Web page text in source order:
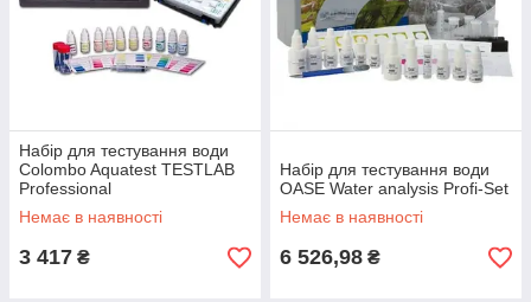
Набір для тестування води
Colombo Aquatest TESTLAB
Professional
Немає в наявності
3 417 ₴
Набір для тестування води
OASE Water analysis Profi-Set
Немає в наявності
6 526,98 ₴